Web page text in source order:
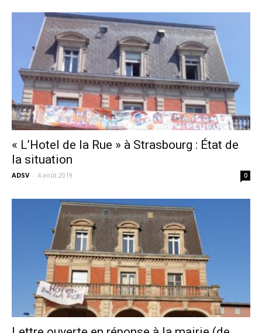
« L’Hotel de la Rue » à Strasbourg : État de
la situation
ADSV - 4 août 2019 0